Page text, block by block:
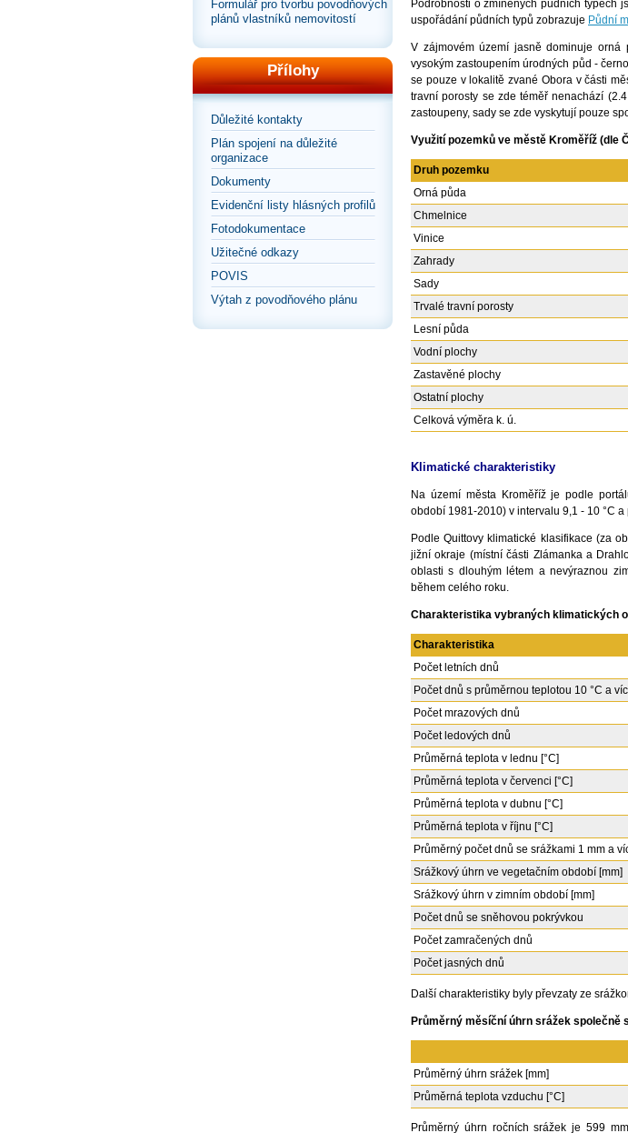
Formulář pro tvorbu povodňových
plánů vlastníků nemovitostí
Přílohy
Důležité kontakty
Plán spojení na důležité
organizace
Dokumenty
Evidenční listy hlásných profilů
Fotodokumentace
Užitečné odkazy
POVIS
Výtah z povodňového plánu
Podrobnosti o zmíněných půdních typech
uspořádání půdních typů zobrazuje Půdní
V zájmovém území jasně dominuje
vysokým zastoupením úrodných půd -
se pouze v lokalitě zvané Obora v části
travní porosty se zde téměř nenachází
zastoupeny, sady se zde vyskytují pouze
Využití pozemků ve městě Kroměříž (dle
Druh pozemku
Orná půda
Chmelnice
Vinice
Zahrady
Sady
Trvalé travní porosty
Lesní půda
Vodní plochy
Zastavěné plochy
Ostatní plochy
Celková výměra k. ú.
Klimatické charakteristiky
Na území města Kroměříž je podle
období 1981-2010) v intervalu 9,1 - 10 °C
Podle Quittovy klimatické klasifikace (za
jižní okraje (místní části Zlámanka a
oblasti s dlouhým létem a nevýraznou
během celého roku.
Charakteristika vybraných klimatických
Charakteristika
Počet letních dnů
Počet dnů s průměrnou teplotou 10 °C a
Počet mrazových dnů
Počet ledových dnů
Průměrná teplota v lednu [°C]
Průměrná teplota v červenci [°C]
Průměrná teplota v dubnu [°C]
Průměrná teplota v říjnu [°C]
Průměrný počet dnů se srážkami 1 mm a
Srážkový úhrn ve vegetačním období [mm]
Srážkový úhrn v zimním období [mm]
Počet dnů se sněhovou pokrývkou
Počet zamračených dnů
Počet jasných dnů
Další charakteristiky byly převzaty ze
Průměrný měsíční úhrn srážek společně
Průměrný úhrn srážek [mm]
Průměrná teplota vzduchu [°C]
Průměrný úhrn ročních srážek je 599